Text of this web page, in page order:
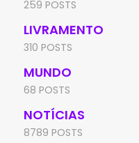
259 POSTS
LIVRAMENTO
310 POSTS
MUNDO
68 POSTS
NOTÍCIAS
8789 POSTS